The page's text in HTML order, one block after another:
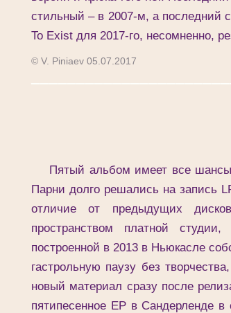
стильный – в 2007-м, а последний
To Exist для 2017-го, несомненно,
© V. Piniaev 05.07.2017
Пятый альбом имеет все шансы
Парни долго решались на запись
отличие от предыдущих
пространством платной
построенной в 2013 в Ньюкасле
гастрольную паузу без
новый материал сразу после
пятипесенное EP в Сандерленде